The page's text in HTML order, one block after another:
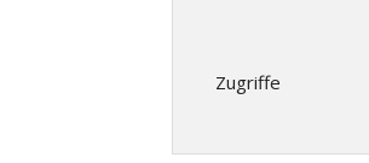
Zugriffe